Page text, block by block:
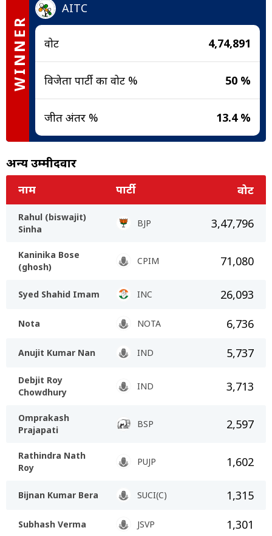
WINNER
AITC
वोट 4,74,891
विजेता पार्टी का वोट % 50 %
जीत अंतर % 13.4 %
अन्य उम्मीदवार
नाम पार्टी वोट
Rahul (biswajit)
Sinha
BJP 3,47,796
Kaninika Bose
(ghosh)
CPIM 71,080
Syed Shahid Imam INC 26,093
Nota NOTA 6,736
Anujit Kumar Nan IND 5,737
Debjit Roy
Chowdhury
IND 3,713
Omprakash
Prajapati
BSP 2,597
Rathindra Nath
Roy
PUJP 1,602
Bijnan Kumar Bera SUCI(C) 1,315
Subhash Verma JSVP 1,301